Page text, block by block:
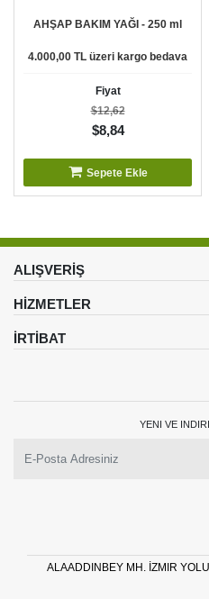
AHŞAP BAKIM YAĞI - 250 ml
4.000,00 TL üzeri kargo bedava
Fiyat
$12,62
$8,84
Sepete Ekle
ALIŞVERİŞ
HİZMETLER
İRTİBAT
YENI VE
ALAADDINBEY MH. İZMIR